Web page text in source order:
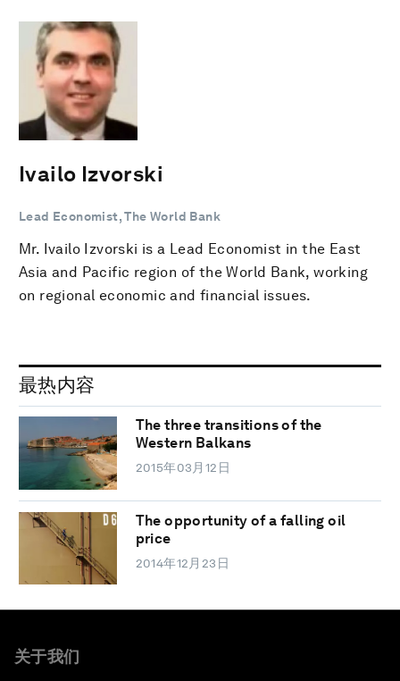
Ivailo Izvorski
Lead Economist, The World Bank
Mr. Ivailo Izvorski is a Lead Economist in the East
Asia and Pacific region of the World Bank, working
on regional economic and financial issues.
最热内容
The three transitions of the
Western Balkans
2015年03月12日
The opportunity of a falling oil
price
2014年12月23日
关于我们